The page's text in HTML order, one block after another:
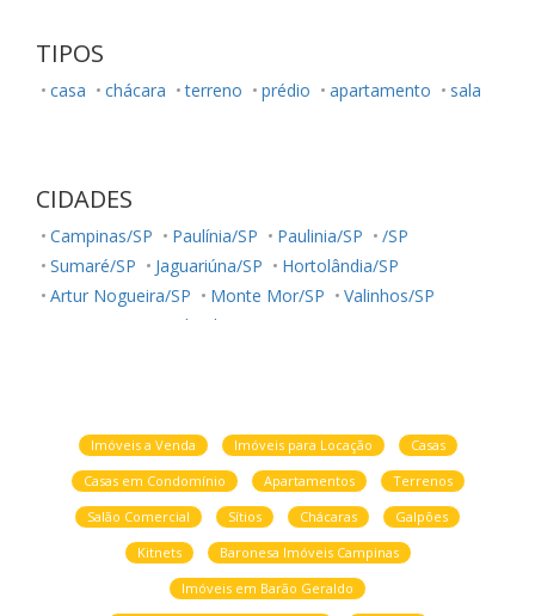
TIPOS
casa chácara terreno prédio apartamento sala
CIDADES
Campinas/SP Paulínia/SP Paulinia/SP
/SP
Sumaré/SP
Jaguariúna/SP
Hortolândia/SP
Artur Nogueira/SP
Monte Mor/SP
Valinhos/SP
Holambra/SP
Imóveis a Venda Imóveis para Locação
Casas
Casas em Condomínio
Apartamentos
Terrenos
Salão Comercial
Sítios Chácaras
Galpões
Kitnets
Baronesa Imóveis Campinas
Imóveis em Barão Geraldo